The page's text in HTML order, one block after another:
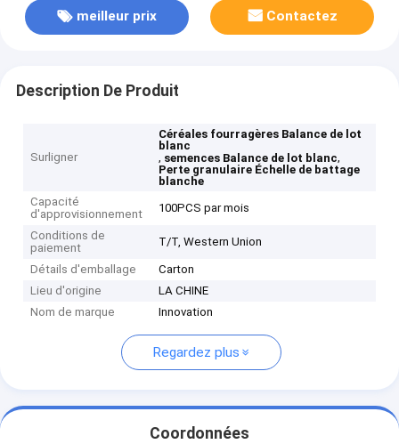
meilleur prix Contactez
Description De Produit
Surligner
Céréales fourragères Balance de lot
blanc
, semences Balance de lot blanc,
Perte granulaire Échelle de battage
blanche
Capacité
d'approvisionnement
100PCS par mois
Conditions de
paiement
T/T, Western Union
Détails d'emballage
Carton
Lieu d'origine
LA CHINE
Nom de marque
Innovation
Regardez plus
Coordonnées